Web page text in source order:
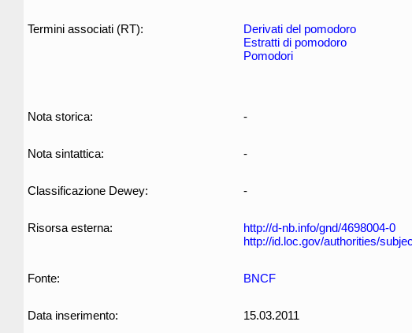
Termini associati (RT):
Derivati del pomodoro
Estratti di pomodoro
Pomodori
Nota storica: -
Nota sintattica: -
Classificazione Dewey: -
Risorsa esterna:
http://d-nb.info/gnd/4698004-0
http://id.loc.gov/authorities/
Fonte: BNCF
Data inserimento: 15.03.2011